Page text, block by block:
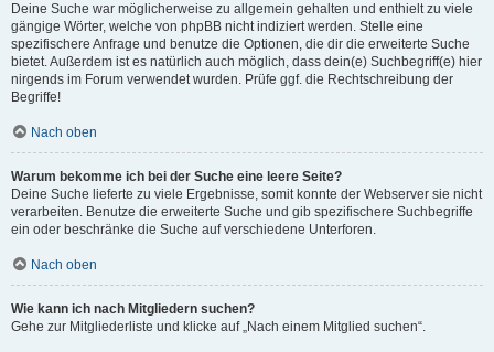
Deine Suche war möglicherweise zu allgemein gehalten und enthielt zu viele
gängige Wörter, welche von phpBB nicht indiziert werden. Stelle eine
spezifischere Anfrage und benutze die Optionen, die dir die erweiterte Suche
bietet. Außerdem ist es natürlich auch möglich, dass dein(e) Suchbegriff(e) hier
nirgends im Forum verwendet wurden. Prüfe ggf. die Rechtschreibung der
Begriffe!
Nach oben
Warum bekomme ich bei der Suche eine leere Seite?
Deine Suche lieferte zu viele Ergebnisse, somit konnte der Webserver sie nicht
verarbeiten. Benutze die erweiterte Suche und gib spezifischere Suchbegriffe
ein oder beschränke die Suche auf verschiedene Unterforen.
Nach oben
Wie kann ich nach Mitgliedern suchen?
Gehe zur Mitgliederliste und klicke auf „Nach einem Mitglied suchen“.